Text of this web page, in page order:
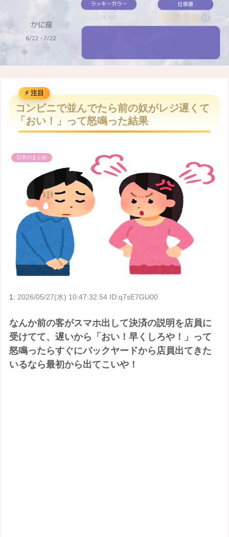
M
u
コンビニで並んでたら前の奴がレジ遅くて
「おい！」って怒鳴った結果
日常のまとめ
1: 2026/05/27(水) 10:47:32.54 ID:q7sE7GU00
なんか前の客がスマホ出して決済の説明を店員に
受けてて、遅いから「おい！早くしろや！」って
怒鳴ったらすぐにバックヤードから店員出てきた
いるなら最初から出てこいや！